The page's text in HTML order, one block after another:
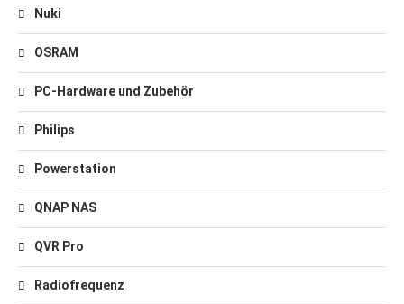
Nuki
OSRAM
PC-Hardware und Zubehör
Philips
Powerstation
QNAP NAS
QVR Pro
Radiofrequenz